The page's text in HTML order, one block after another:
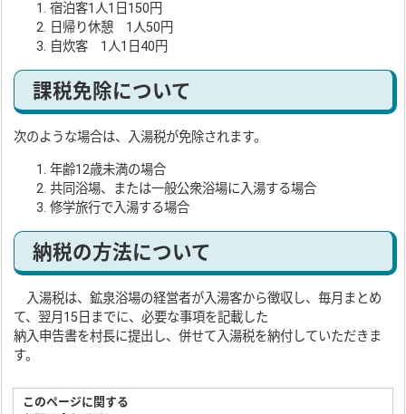
宿泊客1人1日150円
日帰り休憩 1人50円
自炊客 1人1日40円
課税免除について
次のような場合は、入湯税が免除されます。
年齢12歳未満の場合
共同浴場、または一般公衆浴場に入湯する場合
修学旅行で入湯する場合
納税の方法について
入湯税は、鉱泉浴場の経営者が入湯客から徴収し、毎月まとめ
て、翌月15日までに、必要な事項を記載した
納入申告書を村長に提出し、併せて入湯税を納付していただきま
す。
このページに関する